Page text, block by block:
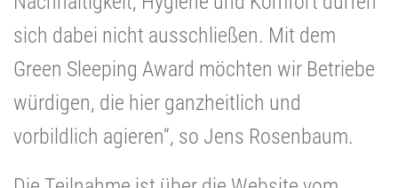
sich dabei nicht ausschließen. Mit dem
Green Sleeping Award möchten wir Betriebe
würdigen, die hier ganzheitlich und
vorbildlich agieren“, so Jens Rosenbaum.